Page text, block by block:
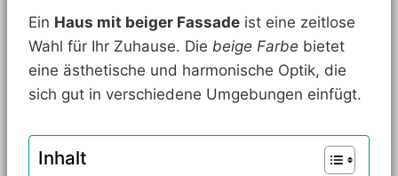
Ein Haus mit beiger Fassade ist eine zeitlose
Wahl für Ihr Zuhause. Die beige Farbe bietet
eine ästhetische und harmonische Optik, die
sich gut in verschiedene Umgebungen einfügt.
Inhalt